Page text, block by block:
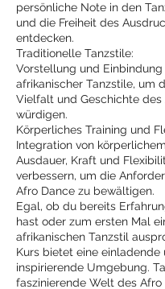
persönliche Note in den
und die Freiheit des
entdecken.
Traditionelle Tanzstile:
Vorstellung und
afrikanischer Tanzstile, um
Vielfalt und Geschichte des
würdigen.
Körperliches Training und
Integration von
Ausdauer, Kraft und
verbessern, um die
Afro Dance zu bewältigen.
Egal, ob du bereits
hast oder zum ersten Mal
afrikanischen Tanzstil
Kurs bietet eine einladende
inspirierende Umgebung.
faszinierende Welt des Afro